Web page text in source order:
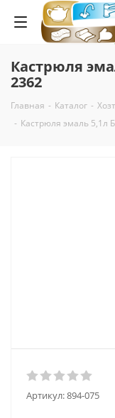
Кастрюля
2362
Главная - Каталог -
- Кастрюля эмаль 5,1л
Артикул:894-075